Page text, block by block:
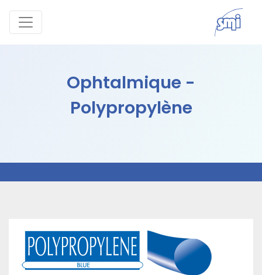
Ophtalmique -
Polypropylène